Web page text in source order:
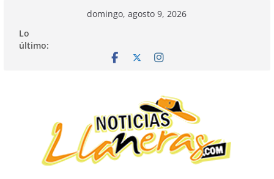
contenido
domingo, agosto 9, 2026
Lo
último: